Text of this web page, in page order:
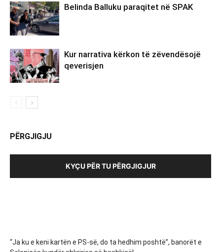
Belinda Balluku paraqitet në SPAK
Kur narrativa kërkon të zëvendësojë
qeverisjen
PËRGJIGJU
KYÇU PËR TU PËRGJIGJUR
“Ja ku e keni kartën e PS-së, do ta hedhim poshtë”, banorët e